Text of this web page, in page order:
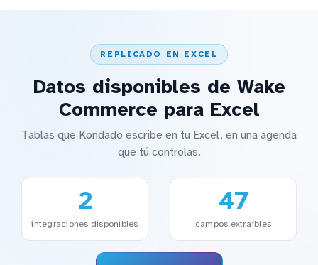
REPLICADO EN EXCEL
Datos disponibles de Wake
Commerce para Excel
Tablas que Kondado escribe en tu Excel, en una agenda
que tú controlas.
2
integraciones disponibles
47
campos extraíbles